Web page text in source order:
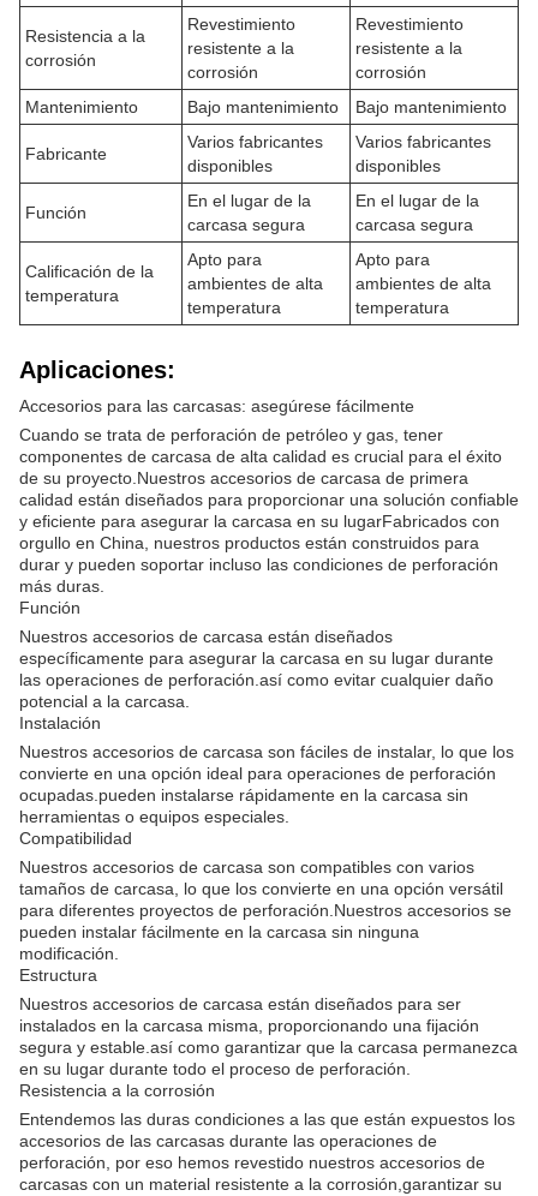
Resistencia a la
corrosión
Revestimiento
resistente a la
corrosión
Revestimiento
resistente a la
corrosión
Mantenimiento
Bajo mantenimiento Bajo mantenimiento
Fabricante
Varios fabricantes
disponibles
Varios fabricantes
disponibles
Función
En el lugar de la
carcasa segura
En el lugar de la
carcasa segura
Calificación de la
temperatura
Apto para
ambientes de alta
temperatura
Apto para
ambientes de alta
temperatura
Aplicaciones:
Accesorios para las carcasas: asegúrese fácilmente
Cuando se trata de perforación de petróleo y gas, tener
componentes de carcasa de alta calidad es crucial para el éxito
de su proyecto.Nuestros accesorios de carcasa de primera
calidad están diseñados para proporcionar una solución confiable
y eficiente para asegurar la carcasa en su lugarFabricados con
orgullo en China, nuestros productos están construidos para
durar y pueden soportar incluso las condiciones de perforación
más duras.
Función
Nuestros accesorios de carcasa están diseñados
específicamente para asegurar la carcasa en su lugar durante
las operaciones de perforación.así como evitar cualquier daño
potencial a la carcasa.
Instalación
Nuestros accesorios de carcasa son fáciles de instalar, lo que los
convierte en una opción ideal para operaciones de perforación
ocupadas.pueden instalarse rápidamente en la carcasa sin
herramientas o equipos especiales.
Compatibilidad
Nuestros accesorios de carcasa son compatibles con varios
tamaños de carcasa, lo que los convierte en una opción versátil
para diferentes proyectos de perforación.Nuestros accesorios se
pueden instalar fácilmente en la carcasa sin ninguna
modificación.
Estructura
Nuestros accesorios de carcasa están diseñados para ser
instalados en la carcasa misma, proporcionando una fijación
segura y estable.así como garantizar que la carcasa permanezca
en su lugar durante todo el proceso de perforación.
Resistencia a la corrosión
Entendemos las duras condiciones a las que están expuestos los
accesorios de las carcasas durante las operaciones de
perforación, por eso hemos revestido nuestros accesorios de
carcasas con un material resistente a la corrosión,garantizar su